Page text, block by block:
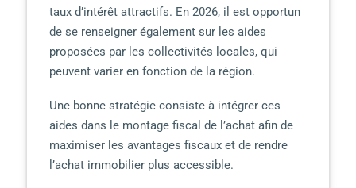
taux d’intérêt attractifs. En 2026, il est opportun
de se renseigner également sur les aides
proposées par les collectivités locales, qui
peuvent varier en fonction de la région.
Une bonne stratégie consiste à intégrer ces
aides dans le montage fiscal de l’achat afin de
maximiser les avantages fiscaux et de rendre
l’achat immobilier plus accessible.